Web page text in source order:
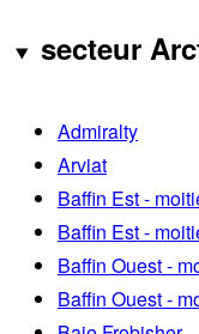
secteur
Admiralty
Arviat
Baffin Est -
Baffin Est -
Baffin Ouest -
Baffin Ouest -